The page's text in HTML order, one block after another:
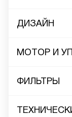
ДИЗАЙН
МОТОР И
ФИЛЬТРЫ